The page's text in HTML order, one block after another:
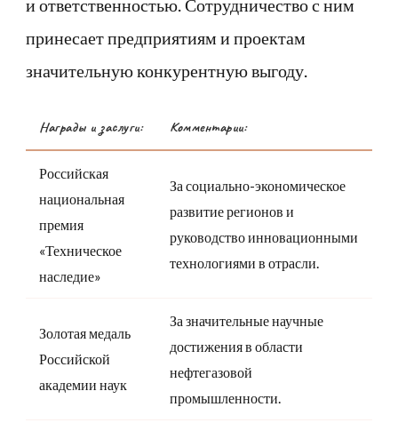
и ответственностью. Сотрудничество с ним
принесает предприятиям и проектам
значительную конкурентную выгоду.
Награды и заслуги: Комментарии:
Российская
национальная
премия
«Техническое
наследие»
За социально-экономическое
развитие регионов и
руководство инновационными
технологиями в отрасли.
Золотая медаль
Российской
академии наук
За значительные научные
достижения в области
нефтегазовой
промышленности.